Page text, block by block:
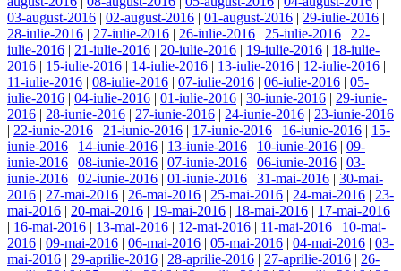
03-august-2016 | 02-august-2016 | 01-august-2016 | 29-iulie-2016 |
28-iulie-2016 | 27-iulie-2016 | 26-iulie-2016 | 25-iulie-2016 | 22-
iulie-2016 | 21-iulie-2016 | 20-iulie-2016 | 19-iulie-2016 | 18-iulie-
2016 | 15-iulie-2016 | 14-iulie-2016 | 13-iulie-2016 | 12-iulie-2016 |
11-iulie-2016 | 08-iulie-2016 | 07-iulie-2016 | 06-iulie-2016 | 05-
iulie-2016 | 04-iulie-2016 | 01-iulie-2016 | 30-iunie-2016 | 29-iunie-
2016 | 28-iunie-2016 | 27-iunie-2016 | 24-iunie-2016 | 23-iunie-2016
| 22-iunie-2016 | 21-iunie-2016 | 17-iunie-2016 | 16-iunie-2016 | 15-
iunie-2016 | 14-iunie-2016 | 13-iunie-2016 | 10-iunie-2016 | 09-
iunie-2016 | 08-iunie-2016 | 07-iunie-2016 | 06-iunie-2016 | 03-
iunie-2016 | 02-iunie-2016 | 01-iunie-2016 | 31-mai-2016 | 30-mai-
2016 | 27-mai-2016 | 26-mai-2016 | 25-mai-2016 | 24-mai-2016 | 23-
mai-2016 | 20-mai-2016 | 19-mai-2016 | 18-mai-2016 | 17-mai-2016
| 16-mai-2016 | 13-mai-2016 | 12-mai-2016 | 11-mai-2016 | 10-mai-
2016 | 09-mai-2016 | 06-mai-2016 | 05-mai-2016 | 04-mai-2016 | 03-
mai-2016 | 29-aprilie-2016 | 28-aprilie-2016 | 27-aprilie-2016 | 26-